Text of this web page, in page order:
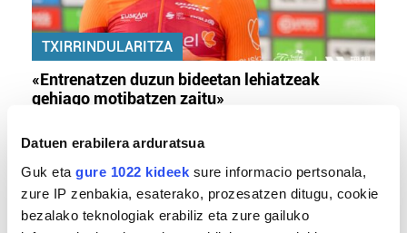
Datuen erabilera arduratsua
Guk eta gure 1022 kideek sure informacio pertsonala,
zure IP zenbakia, esaterako, prozesatzen ditugu, cookie
bezalako teknologiak erabiliz eta zure gailuko
TXIRRINDULARITZA
«Entrenatzen duzun bideetan lehiatzeak
gehiago motibatzen zaitu»